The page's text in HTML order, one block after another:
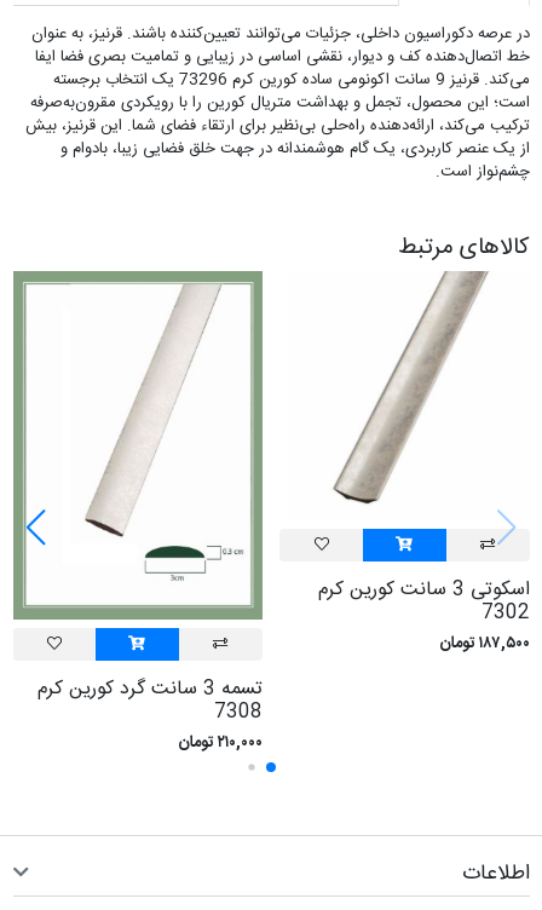
در عرصه دکوراسیون داخلی، جزئیات می‌توانند تعیین‌کننده باشند. قرنیز، به عنوان
خط اتصال‌دهنده کف و دیوار، نقشی اساسی در زیبایی و تمامیت بصری فضا ایفا
می‌کند. قرنیز 9 سانت اکونومی ساده کورین کرم 73296 یک انتخاب برجسته
است؛ این محصول، تجمل و بهداشت متریال کورین را با رویکردی مقرون‌به‌صرفه
ترکیب می‌کند، ارائه‌دهنده راه‌حلی بی‌نظیر برای ارتقاء فضای شما. این قرنیز، بیش
از یک عنصر کاربردی، یک گام هوشمندانه در جهت خلق فضایی زیبا، بادوام و
چشم‌نواز است.
کالاهای مرتبط
اسکوتی 3 سانت کورين کرم
7302
۱۸۷,۵۰۰ تومان
تسمه 3 سانت گرد کورين کرم
7308
۲۱۰,۰۰۰ تومان
اطلاعات